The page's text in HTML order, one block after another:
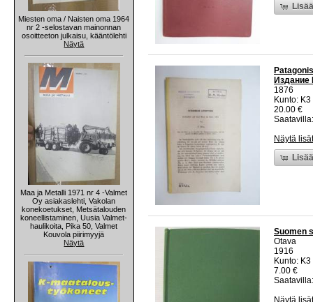
Miesten oma / Naisten oma 1964
nr 2 -selostavan mainonnan
osoitteeton julkaisu, kääntölehti
Näytä
Maa ja Metalli 1971 nr 4 -Valmet
Oy asiakaslehti, Vakolan
konekoetukset, Metsätalouden
koneellistaminen, Uusia Valmet-
haulikoita, Pika 50, Valmet
Kouvola piirimyyjä
Näytä
Издание
1876
Kunto:
20.00 €
Näytä
Suomen
Otava
1916
Kunto:
7.00 €
Näytä